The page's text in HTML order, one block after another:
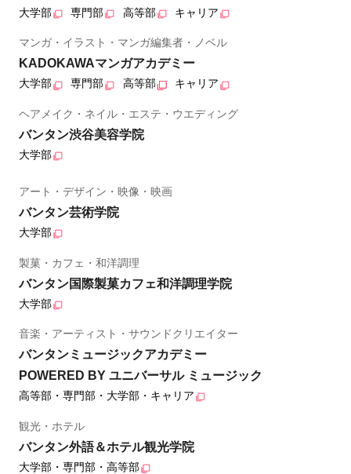
大学部 専門部 高等部 キャリア
マンガ・イラスト・マンガ編集者・ノベル
KADOKAWAマンガアカデミー
大学部 専門部 高等部 キャリア
ヘアメイク・ネイル・エステ・ウエディング
バンタン渋谷美容学院
大学部
アート・デザイン・映像・映画
バンタン芸術学院
大学部
製菓・カフェ・和洋調理
バンタン国際製菓カフェ和洋調理学院
大学部
音楽・アーティスト・サウンドクリエイター
バンタンミュージックアカデミー
POWERED BY ユニバーサル ミュージック
高等部・専門部・大学部・キャリア
観光・ホテル
バンタン外語＆ホテル観光学院
大学部・専門部・高等部